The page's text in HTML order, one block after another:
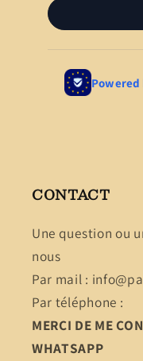
CONTACT
Une question ou
nous
Par mail :
Par téléphone :
MERCI DE ME
WHATSAPP